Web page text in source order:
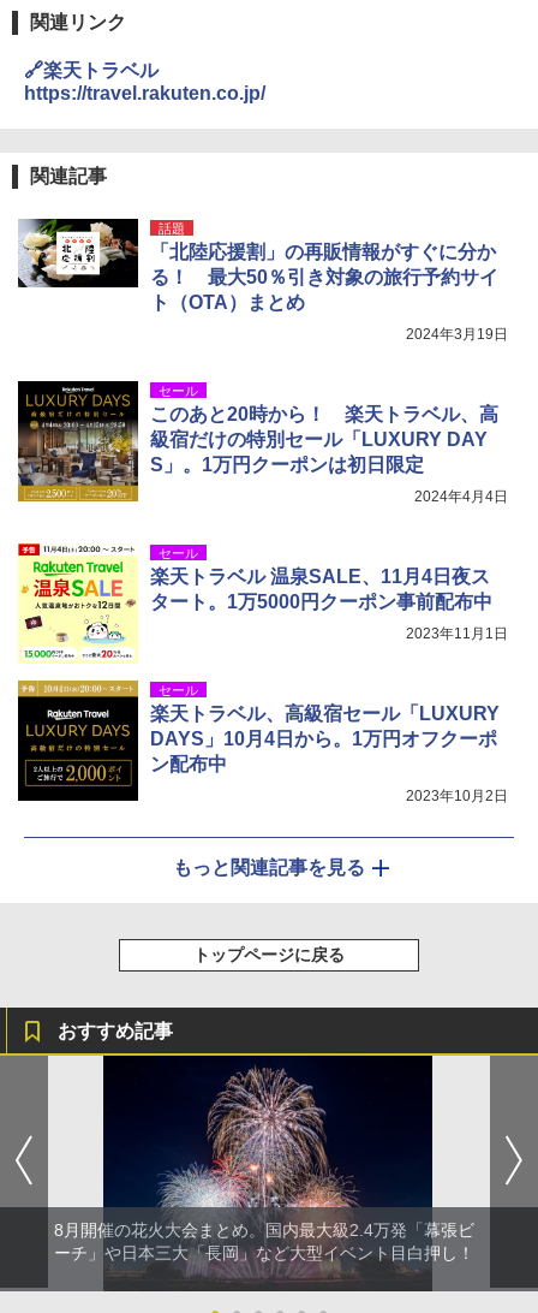
関連リンク
🔗楽天トラベル
https://travel.rakuten.co.jp/
関連記事
話題
「北陸応援割」の再販情報がすぐに分か
る！ 最大50％引き対象の旅行予約サイ
ト（OTA）まとめ
2024年3月19日
セール
このあと20時から！ 楽天トラベル、高
級宿だけの特別セール「LUXURY DAY
S」。1万円クーポンは初日限定
2024年4月4日
セール
楽天トラベル 温泉SALE、11月4日夜ス
タート。1万5000円クーポン事前配布中
2023年11月1日
セール
楽天トラベル、高級宿セール「LUXURY
DAYS」10月4日から。1万円オフクーポ
ン配布中
2023年10月2日
もっと関連記事を見る
トップページに戻る
おすすめ記事
8月開催の花火大会まとめ。国内最大級2.4万発「幕張ビ
ーチ」や日本三大「長岡」など大型イベント目白押し！